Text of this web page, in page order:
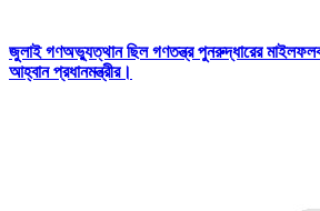
জুলাই গণঅভ্যুত্থান ছিল গণতন্ত্র পুনরুদ্ধারের
আহ্বান প্রধানমন্ত্রীর।